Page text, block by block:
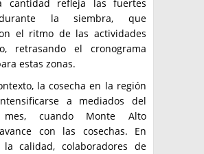
cantidad refleja las fuertes
la siembra, que
el ritmo de las actividades
retrasando el cronograma
estas zonas.
la cosecha en la región
a mediados del
mes, cuando Monte Alto
con las cosechas. En
calidad, colaboradores de